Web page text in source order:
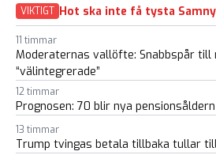
VIKTIGT Hot ska inte få tysta
11 timmar
Moderaternas vallöfte: Snabbspår till
“välintegrerade”
12 timmar
Prognosen: 70 blir nya
13 timmar
Trump tvingas betala tillbaka tullar